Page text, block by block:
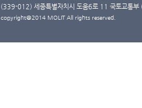
(339-012) 세종특별자치시 도움6로 11 국토교통
copyright@2014 MOLIT All rights reserved.